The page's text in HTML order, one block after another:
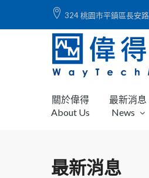
324 桃園市平鎮區長安
關於偉得
About Us
最新消息
News
最新消息